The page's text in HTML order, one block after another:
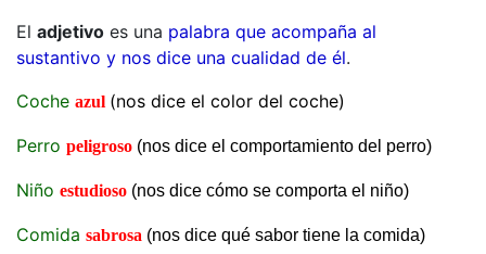
El adjetivo es una palabra que acompaña al
sustantivo y nos dice una cualidad de él.
Coche azul (nos dice el color del coche)
Perro peligroso (nos dice el comportamiento del perro)
Niño estudioso (nos dice cómo se comporta el niño)
Comida sabrosa (nos dice qué sabor tiene la comida)